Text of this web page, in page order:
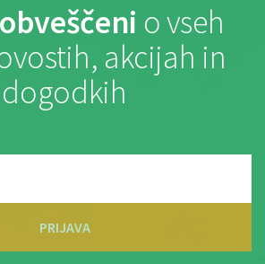
o vseh
akcijah in
dogodkih
PRIJAVA